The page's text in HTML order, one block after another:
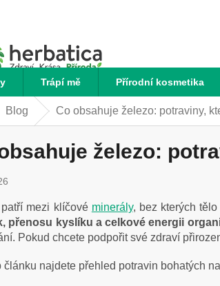
Trápí mě Přírodní kosmetika
Blog Co obsahuje železo: potraviny,
železo:
mezi klíčové minerály, bez kterých
přenosu kyslíku a celkové energii
Pokud chcete podpořit své zdraví
článku najdete přehled potravin bohatých